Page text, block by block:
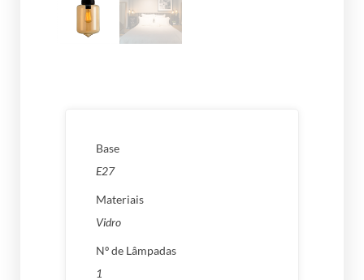
Base
E27
Materiais
Vidro
Nº de Lâmpadas
1